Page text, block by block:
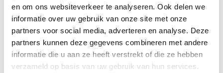
en om ons websiteverkeer te analyseren. Ook delen we
informatie over uw gebruik van onze site met onze
partners voor social media, adverteren en analyse. Deze
partners kunnen deze gegevens combineren met andere
informatie die u aan ze heeft verstrekt of die ze hebben
verzameld op basis van uw gebruik van hun services.
Inkorten of op maat bestellen?
Sluiten de standaardmaten net niet aan? Geen probleem.
Stompe Austria Balance deuren zijn aan alle vier de zijden tot 10
mm in te korten. Bij eenopdekdeuris inkorten vanwege de
opdekranden alleen mogelijk aan de onderzijde.
Voor een zorgeloze installatie is het aan te raden gebruik te